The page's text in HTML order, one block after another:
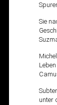
Sie
unter